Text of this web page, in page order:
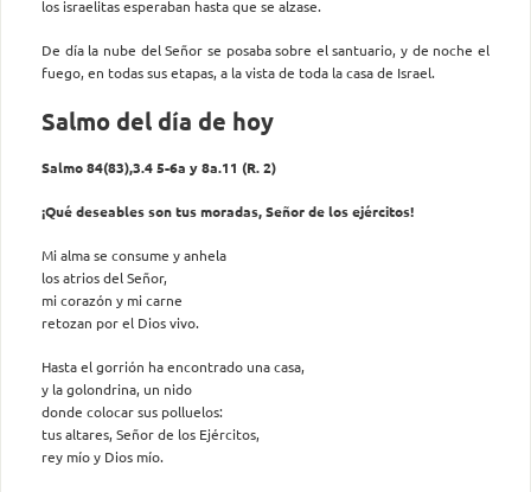
los israelitas esperaban hasta que se alzase.
De día la nube del Señor se posaba sobre el santuario, y de noche el
fuego, en todas sus etapas, a la vista de toda la casa de Israel.
Salmo del día de hoy
Salmo 84(83),3.4 5-6a y 8a.11 (R. 2)
¡Qué deseables son tus moradas, Señor de los ejércitos!
Mi alma se consume y anhela
los atrios del Señor,
mi corazón y mi carne
retozan por el Dios vivo.
Hasta el gorrión ha encontrado una casa,
y la golondrina, un nido
donde colocar sus polluelos:
tus altares, Señor de los Ejércitos,
rey mío y Dios mío.